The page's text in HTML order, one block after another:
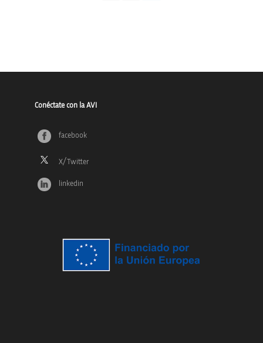
Conéctate con la AVI
facebook
linkedin